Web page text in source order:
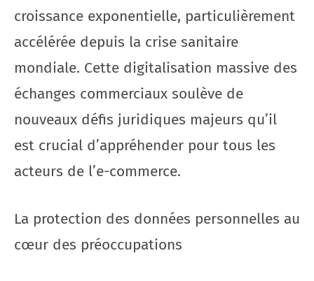
croissance exponentielle, particulièrement
accélérée depuis la crise sanitaire
mondiale. Cette digitalisation massive des
échanges commerciaux soulève de
nouveaux défis juridiques majeurs qu’il
est crucial d’appréhender pour tous les
acteurs de l’e-commerce.
La protection des données personnelles au
cœur des préoccupations